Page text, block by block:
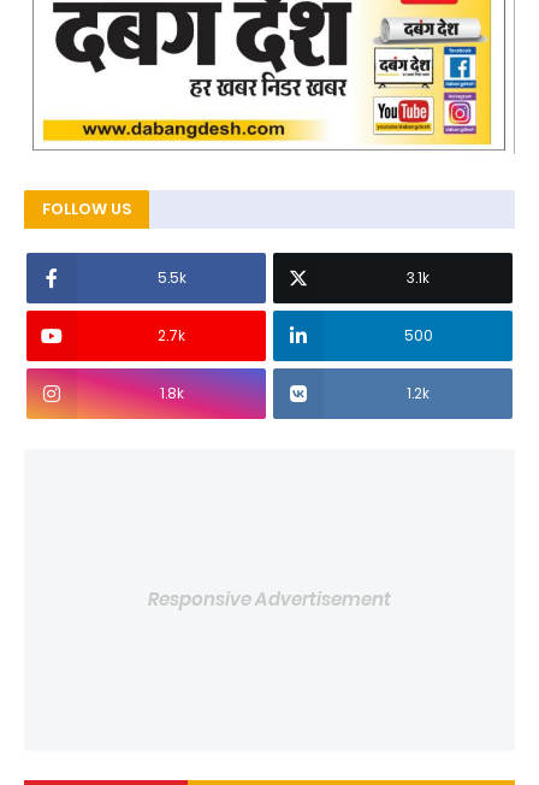
FOLLOW US
5.5k 3.1k
2.7k 500
1.8k 1.2k
Responsive Advertisement